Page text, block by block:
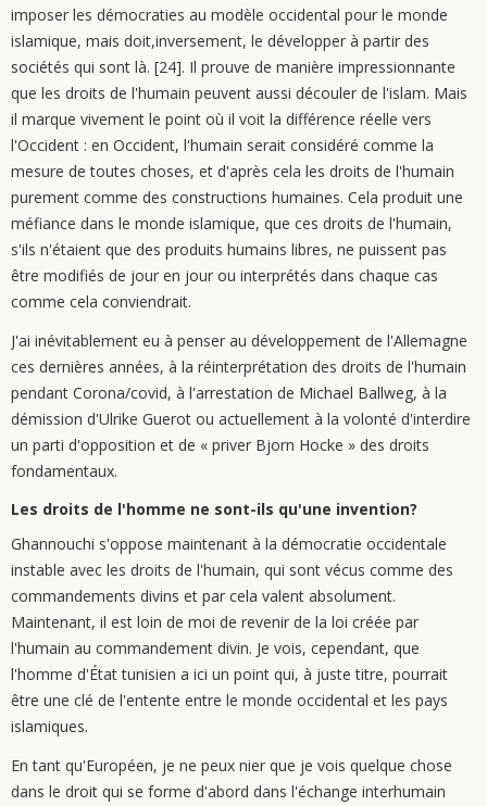
imposer les démocraties au modèle occidental pour le monde
islamique, mais doit,inversement, le développer à partir des
sociétés qui sont là. [24]. Il prouve de manière impressionnante
que les droits de l'humain peuvent aussi découler de l'islam. Mais
il marque vivement le point où il voit la différence réelle vers
l'Occident : en Occident, l'humain serait considéré comme la
mesure de toutes choses, et d'après cela les droits de l'humain
purement comme des constructions humaines. Cela produit une
méfiance dans le monde islamique, que ces droits de l'humain,
s'ils n'étaient que des produits humains libres, ne puissent pas
être modifiés de jour en jour ou interprétés dans chaque cas
comme cela conviendrait.
J'ai inévitablement eu à penser au développement de l'Allemagne
ces dernières années, à la réinterprétation des droits de l'humain
pendant Corona/covid, à l'arrestation de Michael Ballweg, à la
démission d'Ulrike Guerot ou actuellement à la volonté d'interdire
un parti d'opposition et de « priver Bjorn Hocke » des droits
fondamentaux.
Les droits de l'homme ne sont-ils qu'une invention?
Ghannouchi s'oppose maintenant à la démocratie occidentale
instable avec les droits de l'humain, qui sont vécus comme des
commandements divins et par cela valent absolument.
Maintenant, il est loin de moi de revenir de la loi créée par
l'humain au commandement divin. Je vois, cependant, que
l'homme d'État tunisien a ici un point qui, à juste titre, pourrait
être une clé de l'entente entre le monde occidental et les pays
islamiques.
En tant qu'Européen, je ne peux nier que je vois quelque chose
dans le droit qui se forme d'abord dans l'échange interhumain